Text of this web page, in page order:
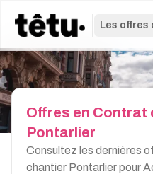
Les offres
Offres en Contrat
Pontarlier
Consultez les dernières
chantier Pontarlier pour